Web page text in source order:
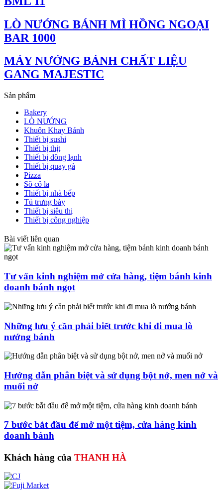
LÒ NƯỚNG BÁNH MÌ HỒNG NGOẠI
BAR 1000
MÁY NƯỚNG BÁNH CHẤT LIỆU
GANG MAJESTIC
Sản phẩm
Bakery
LÒ NƯỚNG
Khuôn Khay Bánh
Thiết bị sushi
Thiết bị thịt
Thiết bị đông lạnh
Thiết bị quay gà
Pizza
Sô cô la
Thiết bị nhà bếp
Tủ trưng bày
Thiết bị siêu thị
Thiết bị công nghiệp
Bài viết liên quan
Tư vấn kinh nghiệm mở cửa hàng, tiệm bánh kinh
doanh bánh ngọt
Những lưu ý cần phải biết trước khi đi mua lò
nướng bánh
Hướng dẫn phân biệt và sử dụng bột nở, men nở và
muối nở
7 bước bắt đầu để mở một tiệm, cửa hàng kinh
doanh bánh
Khách hàng của THANH HÀ